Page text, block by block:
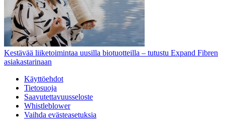
Kestävää liiketoimintaa uusilla biotuotteilla – tutustu Expand Fibren
asiakastarinaan
Käyttöehdot
Tietosuoja
Saavutettavuusseloste
Whistleblower
Vaihda evästeasetuksia